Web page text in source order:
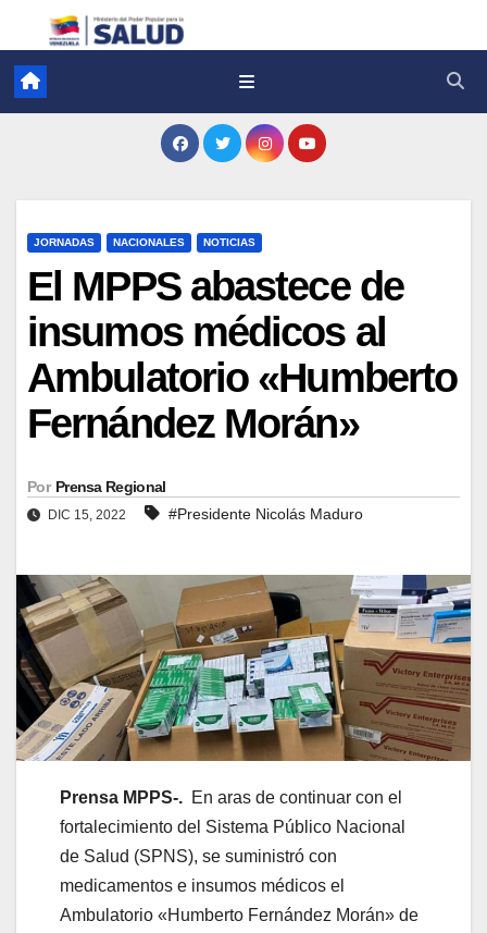
JORNADAS NACIONALES NOTICIAS
El MPPS abastece de
insumos médicos al
Ambulatorio «Humberto
Fernández Morán»
Por Prensa Regional
DIC 15, 2022 #Presidente Nicolás Maduro
Prensa MPPS-. En aras de continuar con el
fortalecimiento del Sistema Público Nacional
de Salud (SPNS), se suministró con
medicamentos e insumos médicos el
Ambulatorio «Humberto Fernández Morán» de